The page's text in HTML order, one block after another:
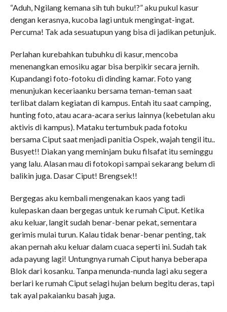
“Aduh, Ngilang kemana sih tuh buku!?” aku pukul kasur
dengan kerasnya, kucoba lagi untuk mengingat-ingat.
Percuma! Tak ada sesuatupun yang bisa di jadikan petunjuk.
Perlahan kurebahkan tubuhku di kasur, mencoba
menenangkan emosiku agar bisa berpikir secara jernih.
Kupandangi foto-fotoku di dinding kamar. Foto yang
menunjukan keceriaanku bersama teman-teman saat
terlibat dalam kegiatan di kampus. Entah itu saat camping,
hunting foto, atau acara-acara serius lainnya (kebetulan aku
aktivis di kampus). Mataku tertumbuk pada fotoku
bersama Ciput saat menjadi panitia Ospek, wajah tengil itu..
Busyet!! Diakan yang meminjam buku filsafat itu seminggu
yang lalu. Alasan mau di fotokopi sampai sekarang belum di
balikin juga. Dasar Ciput! Brengsek!!
Bergegas aku kembali mengenakan kaos yang tadi
kulepaskan daan bergegas untuk ke rumah Ciput. Ketika
aku keluar, langit sudah benar-benar pekat, sementara
gerimis mulai turun. Kalau tidak benar-benar penting, tak
akan pernah aku keluar dalam cuaca seperti ini. Sudah tak
ada payung lagi! Untungnya rumah Ciput hanya beberapa
Blok dari kosanku. Tanpa menunda-nunda lagi aku segera
berlari ke rumah Ciput selagi hujan belum begitu deras, tapi
tak ayal pakaianku basah juga.